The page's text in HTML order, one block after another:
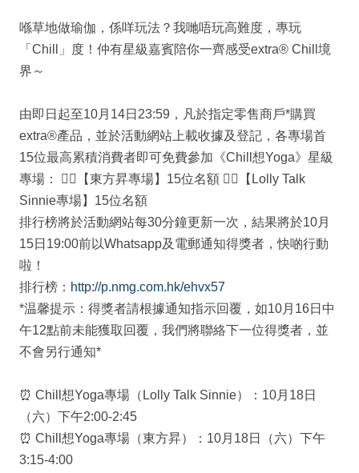
喺草地做瑜伽，係咩玩法？我哋唔玩高難度，專玩
「Chill」度！仲有星級嘉賓陪你一齊感受extra® Chill境
界～
由即日起至10月14日23:59，凡於指定零售商戶*購買
extra®產品，並於活動網站上載收據及登記，各專場首
15位最高累積消費者即可免費參加《Chill想Yoga》星級
專場： 🧘‍♂【東方昇專場】15位名額 🧘‍♀【Lolly Talk
Sinnie專場】15位名額
排行榜將於活動網站每30分鐘更新一次，結果將於10月
15日19:00前以Whatsapp及電郵通知得獎者，快啲行動
啦！
排行榜： http://p.nmg.com.hk/ehvx57
*温馨提示：得獎者請根據通知指示回覆，如10月16日中
午12點前未能獲取回覆，我們將聯絡下一位得獎者，並
不會另行通知*
⏰ Chill想Yoga專場（Lolly Talk Sinnie）：10月18日
（六）下午2:00-2:45
⏰ Chill想Yoga專場（東方昇）：10月18日（六）下午
3:15-4:00